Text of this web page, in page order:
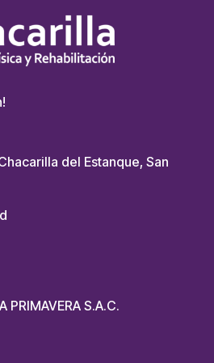
del Estanque, San
S.A.C.